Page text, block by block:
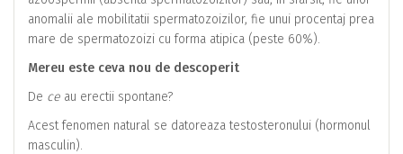
anomalii ale mobilitatii spermatozoizilor, fie unui procentaj prea
mare de spermatozoizi cu forma atipica (peste 60%).
Mereu este ceva nou de descoperit
De ce au erectii spontane?
Acest fenomen natural se datoreaza testosteronului (hormonul
masculin).